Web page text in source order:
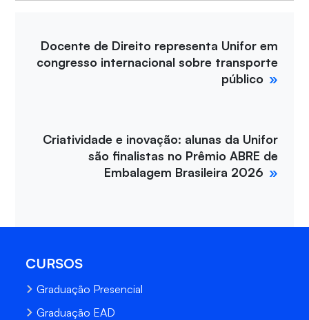
Docente de Direito representa Unifor em
congresso internacional sobre transporte
público
Criatividade e inovação: alunas da Unifor
são finalistas no Prêmio ABRE de
Embalagem Brasileira 2026
CURSOS
Graduação Presencial
Graduação EAD